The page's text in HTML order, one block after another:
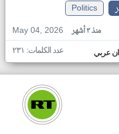
Politics
May 04, 2026
منذ ٣ أشهر
عربي عدد الكلمات: ٢٣١